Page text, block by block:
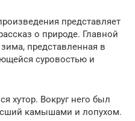
представляет
о природе. Главной
представленная в
суровостью и
хутор. Вокруг него был
камышами и лопухом.